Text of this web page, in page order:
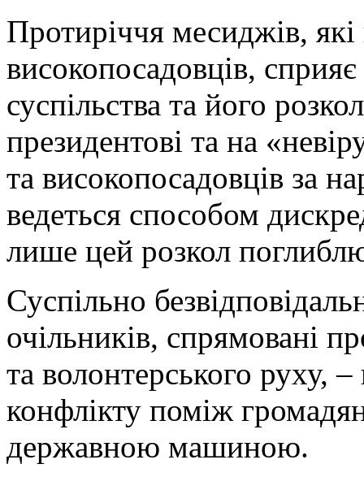
Протиріччя месиджів, які
високопосадовців, сприяє
суспільства та його
президентові та на
та високопосадовців за
ведеться способом
лише цей розкол
Суспільно
очільників, спрямовані
та волонтерського руху,
конфлікту поміж
державною машиною.